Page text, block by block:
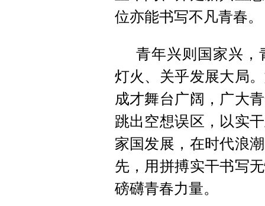
位亦能书写不凡青春。
青年兴则国家兴，
灯火、关乎发展大局
成才舞台广阔，广大
跳出空想误区，以实
家国发展，在时代浪
先，用拼搏实干书写
磅礴青春力量。